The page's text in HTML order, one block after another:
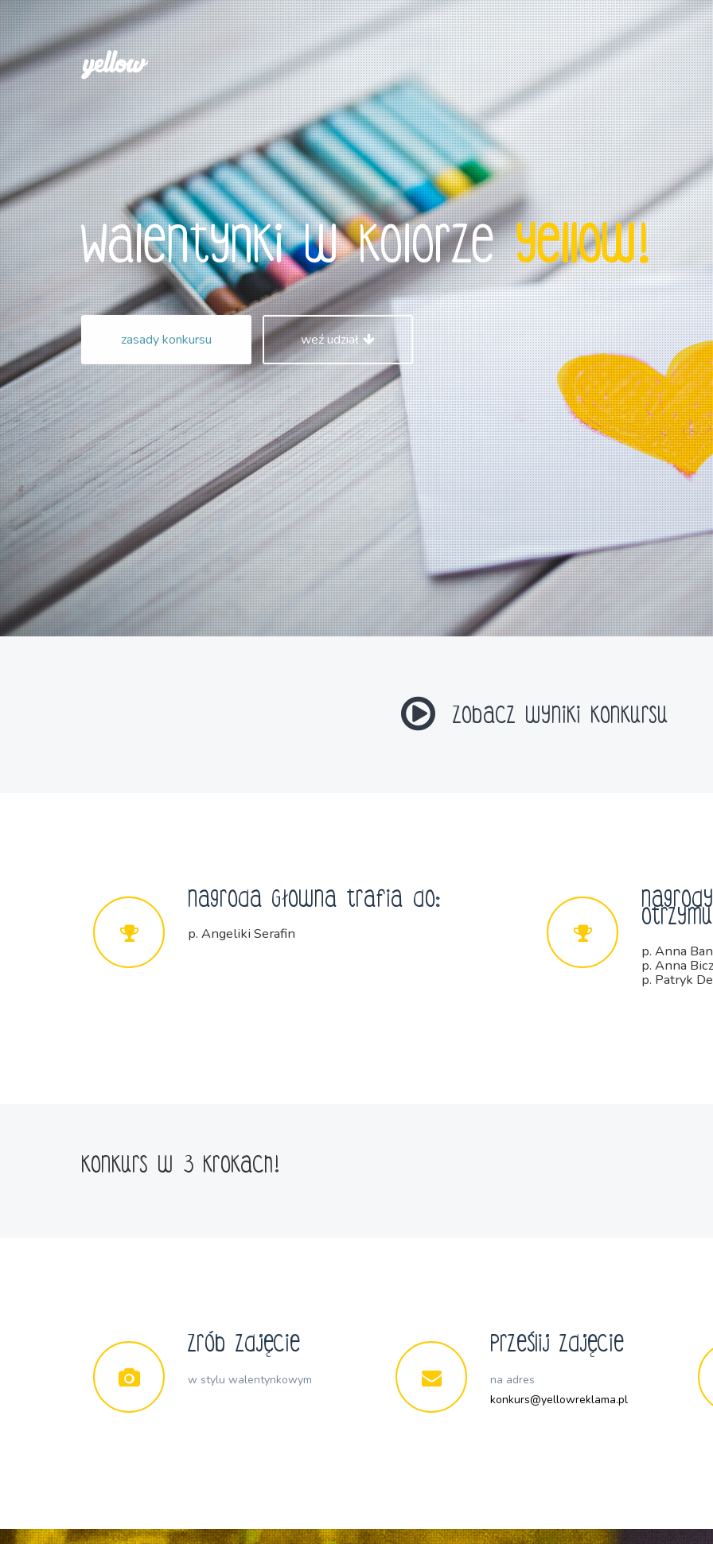
Walentynki w kolorzeyellow!
zasady konkursu weź udział
Zobacz wyniki konkursu
Nagroda Głowna trafia do:
p. Angeliki Serafin
p. Anna
p. Anna
p. Patryk
konkurs w 3 krokach!
Zrób zdjęcie
w stylu walentynkowym
Prześlij zdjęcie
na adres
konkurs@yellowreklama.pl